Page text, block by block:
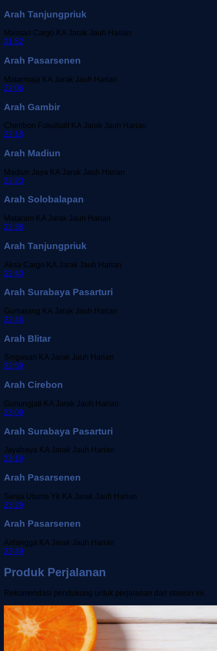
Arah Tanjungpriuk
Massao Cargo KA Jarak Jauh Harian
21:52
Arah Pasarsenen
Matarmaja KA Jarak Jauh Harian
22:06
Arah Gambir
Cheribon Fakultatif KA Jarak Jauh Harian
22:18
Arah Madiun
Madiun Jaya KA Jarak Jauh Harian
22:20
Arah Solobalapan
Mataram KA Jarak Jauh Harian
22:38
Arah Tanjungpriuk
Aksa Cargo KA Jarak Jauh Harian
22:40
Arah Surabaya Pasarturi
Gumarang KA Jarak Jauh Harian
22:46
Arah Blitar
Singasari KA Jarak Jauh Harian
22:59
Arah Cirebon
Gunungjati KA Jarak Jauh Harian
23:09
Arah Surabaya Pasarturi
Jayabaya KA Jarak Jauh Harian
23:19
Arah Pasarsenen
Senja Utama Yk KA Jarak Jauh Harian
23:29
Arah Pasarsenen
Airlangga KA Jarak Jauh Harian
23:49
Produk Perjalanan
Rekomendasi pendukung untuk perjalanan dari stasiun ini.